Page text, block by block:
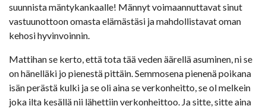
suunnista mäntykankaalle! Männyt voimaannuttavat sinut
vastuunottoon omasta elämästäsi ja mahdollistavat oman
kehosi hyvinvoinnin.
Mattihan se kerto, että tota tää veden äärellä asuminen, ni se
on hänelläki jo pienestä pittäin. Semmosena pienenä poikana
isän perästä kulki ja se oli aina se verkonheitto, se ol melkein
joka ilta kesällä nii lähettiin verkonheittoo. Ja sitte, sitte aina